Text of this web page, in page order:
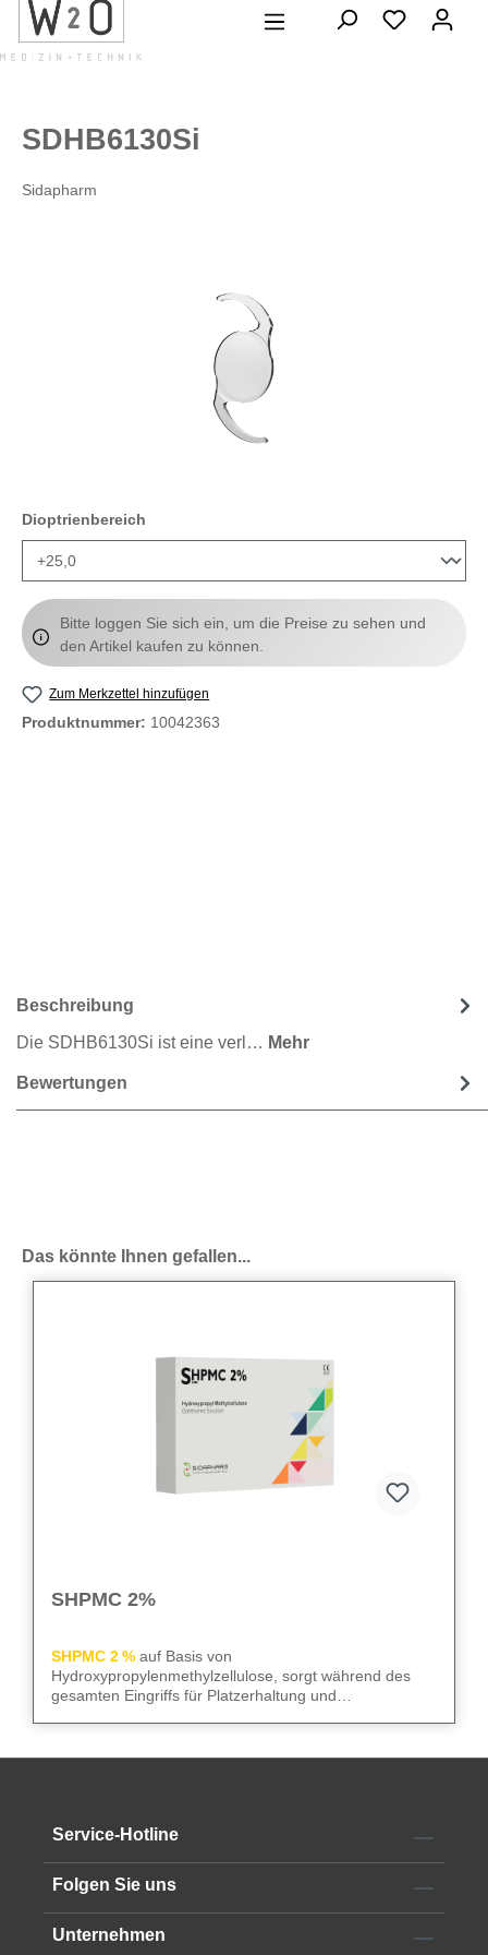
springen
SDHB6130Si
Sidapharm
Dioptrienbereich
Bitte loggen Sie sich ein, um die Preise zu sehen und
den Artikel kaufen zu können.
Zum Merkzettel hinzufügen
Produktnummer: 10042363
Beschreibung
Die SDHB6130Si ist eine verl… Mehr
Bewertungen
Produktgalerie überspringen
Das könnte Ihnen gefallen...
SHPMC 2%
SHPMC 2 % auf Basis von
Hydroxypropylenmethylzellulose, sorgt während des
gesamten Eingriffs für Platzerhaltung und
hohe HPMC-Konzentration. Die 2‑ml-Luer-Lock-Spritze
Alle technischen Informationen finden Sie im
Service-Hotline
Folgen Sie uns
Unternehmen